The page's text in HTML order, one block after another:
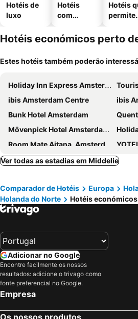
Hotéis de
luxo
Hotéis
com
Hotéis
Hotéis económicos perto
Estes hotéis também poderão
Holiday Inn Express Amsterdam - North Riverside By Ihg
ibis Amsterdam Centre
ibis
Bunk Hotel Amsterdam
Mövenpick Hotel Amsterdam City Centre
Holiday
Room Mate Aitana, Amsterdam
ibis Amsterdam City West
Inntel
Hotel Continental Amsterdam
Camp-Inn Hotel
Four Elements Hotel Amsterdam
Quentin Zoo Hotel
Di-
Budget Hotel Ben
Rembrandtplein Hotel
Rooms25
TRIBE Amsterdam City
Ver todas as estadias em Middelie
Comparador de Hotéis Europa
Holanda do Norte
Hotéis
Adicionar no Google
Encontre facilmente os nossos
resultados: adicione o trivago como
fonte preferencial no Google.
Empresa
Os nossos produtos